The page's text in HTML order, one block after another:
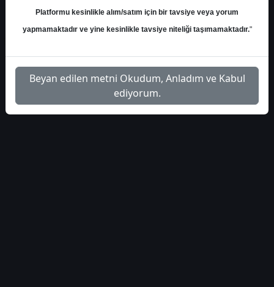
Platformu kesinlikle alım/satım için bir tavsiye veya yorum
yapmamaktadır ve yine kesinlikle tavsiye niteliği taşımamaktadır."
Beyan edilen metni Okudum, Anladım ve Kabul
ediyorum.